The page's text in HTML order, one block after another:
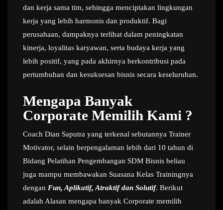
dan kerja sama tim, sehingga menciptakan lingkungan
kerja yang lebih harmonis dan produktif. Bagi
perusahaan, dampaknya terlihat dalam peningkatan
kinerja, loyalitas karyawan, serta budaya kerja yang
lebih positif, yang pada akhirnya berkontribusi pada
pertumbuhan dan kesuksesan bisnis secara keseluruhan.
Mengapa Banyak
Corporate Memilih Kami ?
Coach Dian Saputra yang terkenal sebutannya Trainer
Motivator, selain berpengalaman lebih dari 10 tahun di
Bidang Pelatihan Pengembangan SDM Bisnis beliau
juga mampu membawakan Suasana Kelas Trainingnya
dengan Fun, Aplikatif, Atraktif dan Solutif. Berikut
adalah Alasan mengapa banyak Corporate memilih